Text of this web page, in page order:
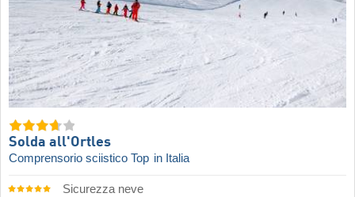
Solda all'Ortles
Comprensorio sciistico Top in Italia
Sicurezza neve